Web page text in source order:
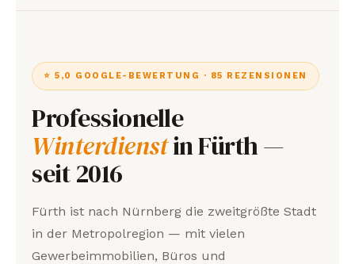
⭐ 5,0 GOOGLE-BEWERTUNG · 85 REZENSIONEN
Professionelle
Winterdienstin Fürth —
seit 2016
Fürth ist nach Nürnberg die zweitgrößte Stadt
in der Metropolregion — mit vielen
Gewerbeimmobilien, Büros und